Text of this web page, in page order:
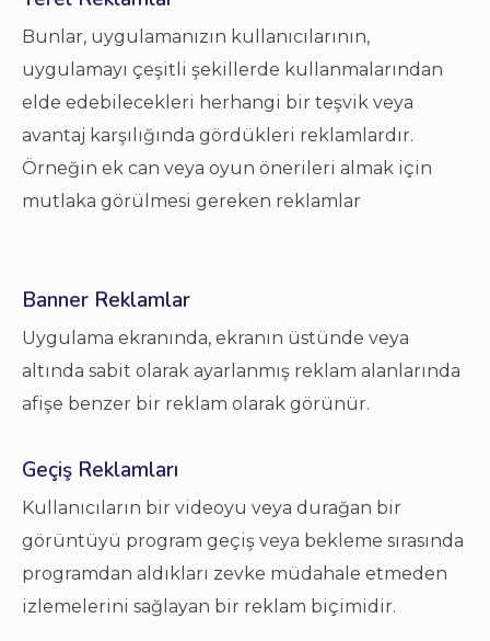
Bunlar, uygulamanızın kullanıcılarının,
uygulamayı çeşitli şekillerde kullanmalarından
elde edebilecekleri herhangi bir teşvik veya
avantaj karşılığında gördükleri reklamlardır.
Örneğin ek can veya oyun önerileri almak için
mutlaka görülmesi gereken reklamlar
Banner Reklamlar
Uygulama ekranında, ekranın üstünde veya
altında sabit olarak ayarlanmış reklam alanlarında
afişe benzer bir reklam olarak görünür.
Geçiş Reklamları
Kullanıcıların bir videoyu veya durağan bir
görüntüyü program geçiş veya bekleme sırasında
programdan aldıkları zevke müdahale etmeden
izlemelerini sağlayan bir reklam biçimidir.